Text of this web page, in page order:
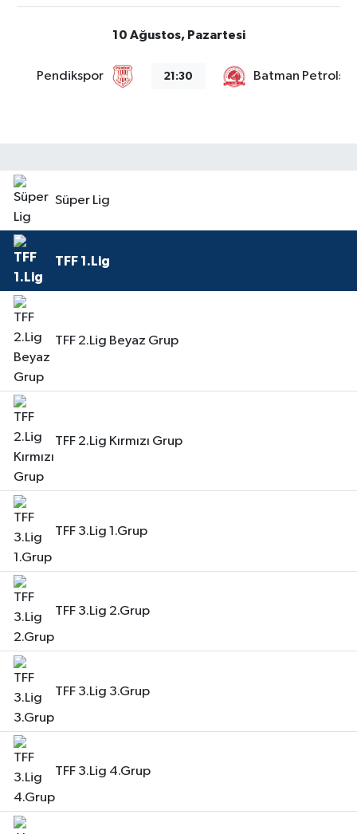
10 Ağustos, Pazartesi
Pendikspor 21:30 Batman
Süper Lig
TFF 1.Lig
TFF 2.Lig Beyaz Grup
TFF 2.Lig Kırmızı Grup
TFF 3.Lig 1.Grup
TFF 3.Lig 2.Grup
TFF 3.Lig 3.Grup
TFF 3.Lig 4.Grup